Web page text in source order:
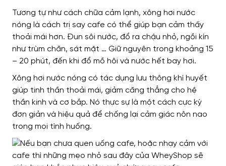
Tương tự như cách chữa cảm lạnh, xông hơi nước
nóng là cách trị say cafe có thể giúp bạn cảm thấy
thoải mái hơn. Đun sôi nước, đổ ra chậu nhỏ, ngồi kín
như trùm chăn, sát mặt … Giữ nguyên trong khoảng 15
– 20 phút, đến khi đổ mồ hôi và nước hết bay hơi.
Xông hơi nước nóng có tác dụng lưu thông khí huyết
giúp tinh thần thoải mái, giảm căng thẳng cho hệ
thần kinh và cơ bắp. Nó thực sự là một cách cực kỳ
đơn giản và hiệu quả để chống lại cảm giác nôn nao
trong mọi tình huống.